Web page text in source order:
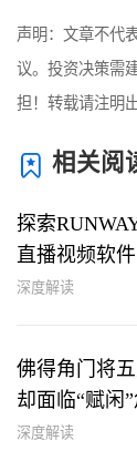
声明：文章不代
议。投资决策需
担！转载请注明
相关阅
探索
直播视频软
深度解读
佛得角门将五
却面临“赋闲
深度解读